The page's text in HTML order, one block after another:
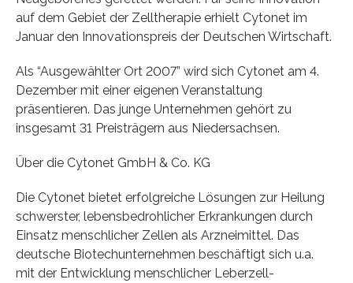
auf dem Gebiet der Zelltherapie erhielt Cytonet im
Januar den Innovationspreis der Deutschen Wirtschaft.
Als “Ausgewählter Ort 2007” wird sich Cytonet am 4.
Dezember mit einer eigenen Veranstaltung
präsentieren. Das junge Unternehmen gehört zu
insgesamt 31 Preisträgern aus Niedersachsen.
Über die Cytonet GmbH & Co. KG
Die Cytonet bietet erfolgreiche Lösungen zur Heilung
schwerster, lebensbedrohlicher Erkrankungen durch
Einsatz menschlicher Zellen als Arzneimittel. Das
deutsche Biotechunternehmen beschäftigt sich u.a.
mit der Entwicklung menschlicher Leberzell-